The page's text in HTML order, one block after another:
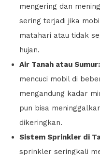
mengering dan
sering terjadi jika
matahari atau tidak
hujan.
Air Tanah atau Sumur:
mencuci mobil di
mengandung kadar
pun bisa
dikeringkan.
Sistem Sprinkler di
sprinkler seringkali